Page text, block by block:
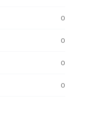
0
0
0
0